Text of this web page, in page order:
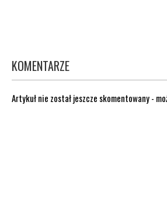
KOMENTARZE
Artykuł nie został jeszcze skomentowany -